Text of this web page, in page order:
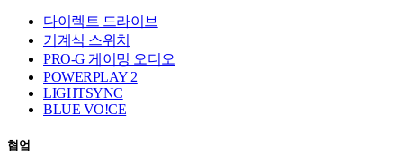
다이렉트 드라이브
기계식 스위치
PRO-G 게이밍 오디오
POWERPLAY 2
LIGHTSYNC
BLUE VO!CE
협업